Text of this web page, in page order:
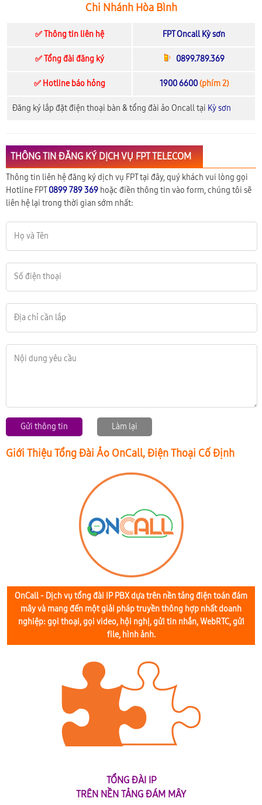
Chi Nhánh Hòa Bình
✅ Thông tin liên hệ FPT Oncall Kỳ sơn
✅ Tổng đài đăng ký 0899.789.369
✅ Hotline báo hỏng 1900 6600(phím 2)
Đăng ký lắp đặt điện thoại bàn & tổng đài ảo Oncall tại Kỳ sơn
THÔNG TIN ĐĂNG KÝ DỊCH VỤ FPT TELECOM
Thông tin liên hệ đăng ký dịch vụ FPT tại đây, quý khách vui lòng gọi
Hotline FPT0899 789 369 hoặc điền thông tin vào form, chúng tôi sẽ
liên hệ lại trong thời gian sớm nhất:
Gửi thông tin Làm lại
Giới Thiệu Tổng Đài Ảo OnCall, Điện Thoại Cố Định
OnCall - Dịch vụ tổng đài IP PBX dựa trên nền tảng điện toán đám
mây và mang đến một giải pháp truyền thông hợp nhất doanh
nghiệp: gọi thoại, gọi video, hội nghị, gửi tin nhắn, WebRTC, gửi
file, hình ảnh.
TỔNG ĐÀI IP
TRÊN NỀN TẢNG ĐÁM MÂY